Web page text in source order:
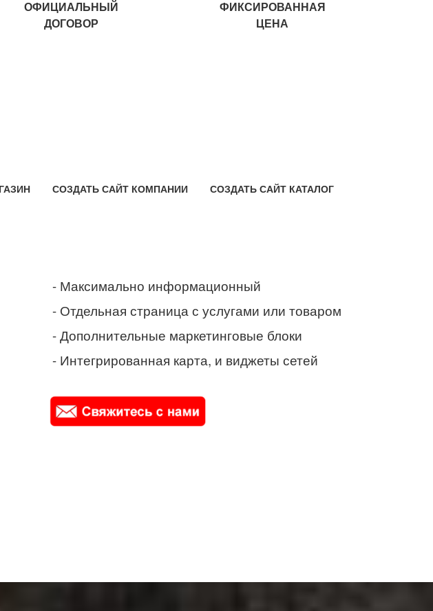
ОФИЦИАЛЬНЫЙ
ДОГОВОР
ФИКСИРОВАННАЯ
ЦЕНА
СОЗДАТЬ САЙТ КОМПАНИИ СОЗДАТЬ САЙТ КАТАЛОГ
- Максимально информационный
- Отдельная страница с услугами или товаром
- Дополнительные маркетинговые блоки
- Интегрированная карта, и виджеты сетей